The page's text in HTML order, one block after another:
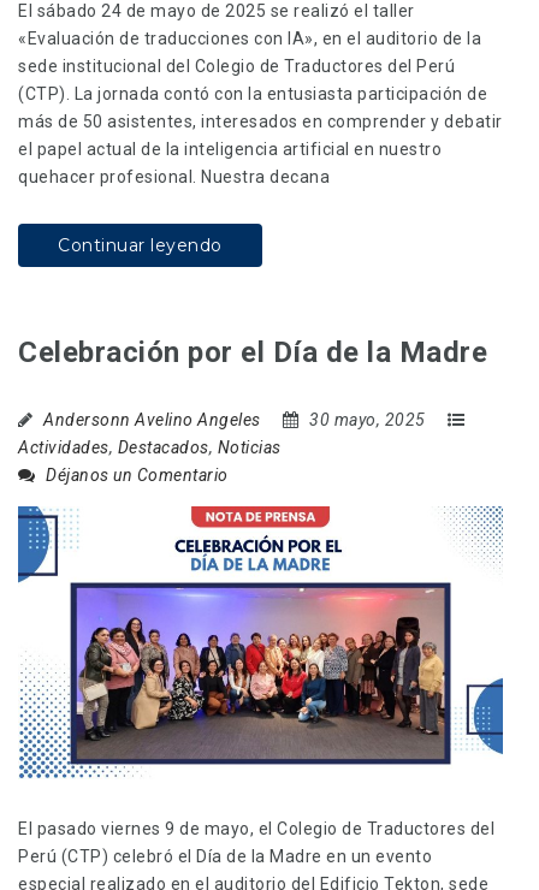
El sábado 24 de mayo de 2025 se realizó el taller
«Evaluación de traducciones con IA», en el auditorio de la
sede institucional del Colegio de Traductores del Perú
(CTP). La jornada contó con la entusiasta participación de
más de 50 asistentes, interesados en comprender y debatir
el papel actual de la inteligencia artificial en nuestro
quehacer profesional. Nuestra decana
Continuar leyendo
Celebración por el Día de la Madre
Andersonn Avelino Angeles
30 mayo, 2025
Actividades, Destacados, Noticias
Déjanos un Comentario
El pasado viernes 9 de mayo, el Colegio de Traductores del
Perú (CTP) celebró el Día de la Madre en un evento
especial realizado en el auditorio del Edificio Tekton, sede